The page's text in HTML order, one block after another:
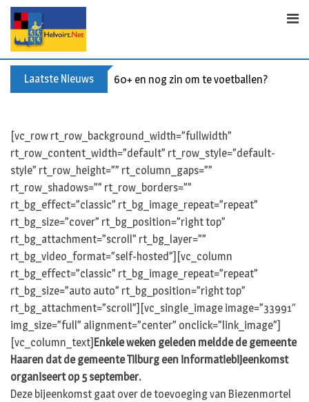
p
Laatste Nieuws 60+ en nog zin om te voetballen? Kom
[vc_row rt_row_background_width=”fullwidth”
rt_row_content_width=”default” rt_row_style=”default-
style” rt_row_height=”” rt_column_gaps=””
rt_row_shadows=”” rt_row_borders=””
rt_bg_effect=”classic” rt_bg_image_repeat=”repeat”
rt_bg_size=”cover” rt_bg_position=”right top”
rt_bg_attachment=”scroll” rt_bg_layer=””
rt_bg_video_format=”self-hosted”][vc_column
rt_bg_effect=”classic” rt_bg_image_repeat=”repeat”
rt_bg_size=”auto auto” rt_bg_position=”right top”
rt_bg_attachment=”scroll”][vc_single_image image=”33991″
img_size=”full” alignment=”center” onclick=”link_image”]
[vc_column_text] Enkele weken geleden meldde de gemeente
Haaren dat de gemeente Tilburg een informatiebijeenkomst
organiseert op 5 september.
Deze bijeenkomst gaat over de toevoeging van Biezenmortel